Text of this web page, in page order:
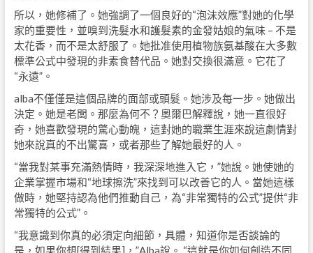
所以，她修補了。她強調了一個良好的“泡沫效應”對她的化學
家的重要性，並嗅到洗髮水和護髮素的金發姑娘的氣味 – 不是
太花香，而不是太舒服了。她批准使用植物族氨基酸在大多數
標準公式中發現的非素食替代品。她對交換很滿意。它花了
“永遠”。
alba不僅僅是這個品牌的面部或頭髮。她涉及每一步。她做出
決定。她是老闆。那麼為何不？奧爾巴解釋說，她一直很好
奇，她喜歡發現的驚心動魄，這對她的職業生涯來說這劇情對
她來說真的不出驚喜，或者那些了解她最好的人。
“當我對某事充滿熱情時，我深深地進入它，”她說。她使她的
企業掌握市場和“地球擦洗”來找到可以改善它的人。當她這樣
做時，她堅持認為他們推動自己，為“非常獨特的公式”提供“非
常獨特的公式”。
“我意識到你真的必須定向細節，具體，知道你是否談論的
是，如果你想[得到結果]，”Alba說。 “這就是你如何創造不同